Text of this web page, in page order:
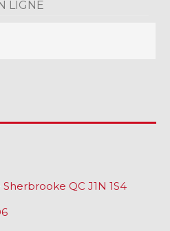
LIGNE
QC J1N 1S4